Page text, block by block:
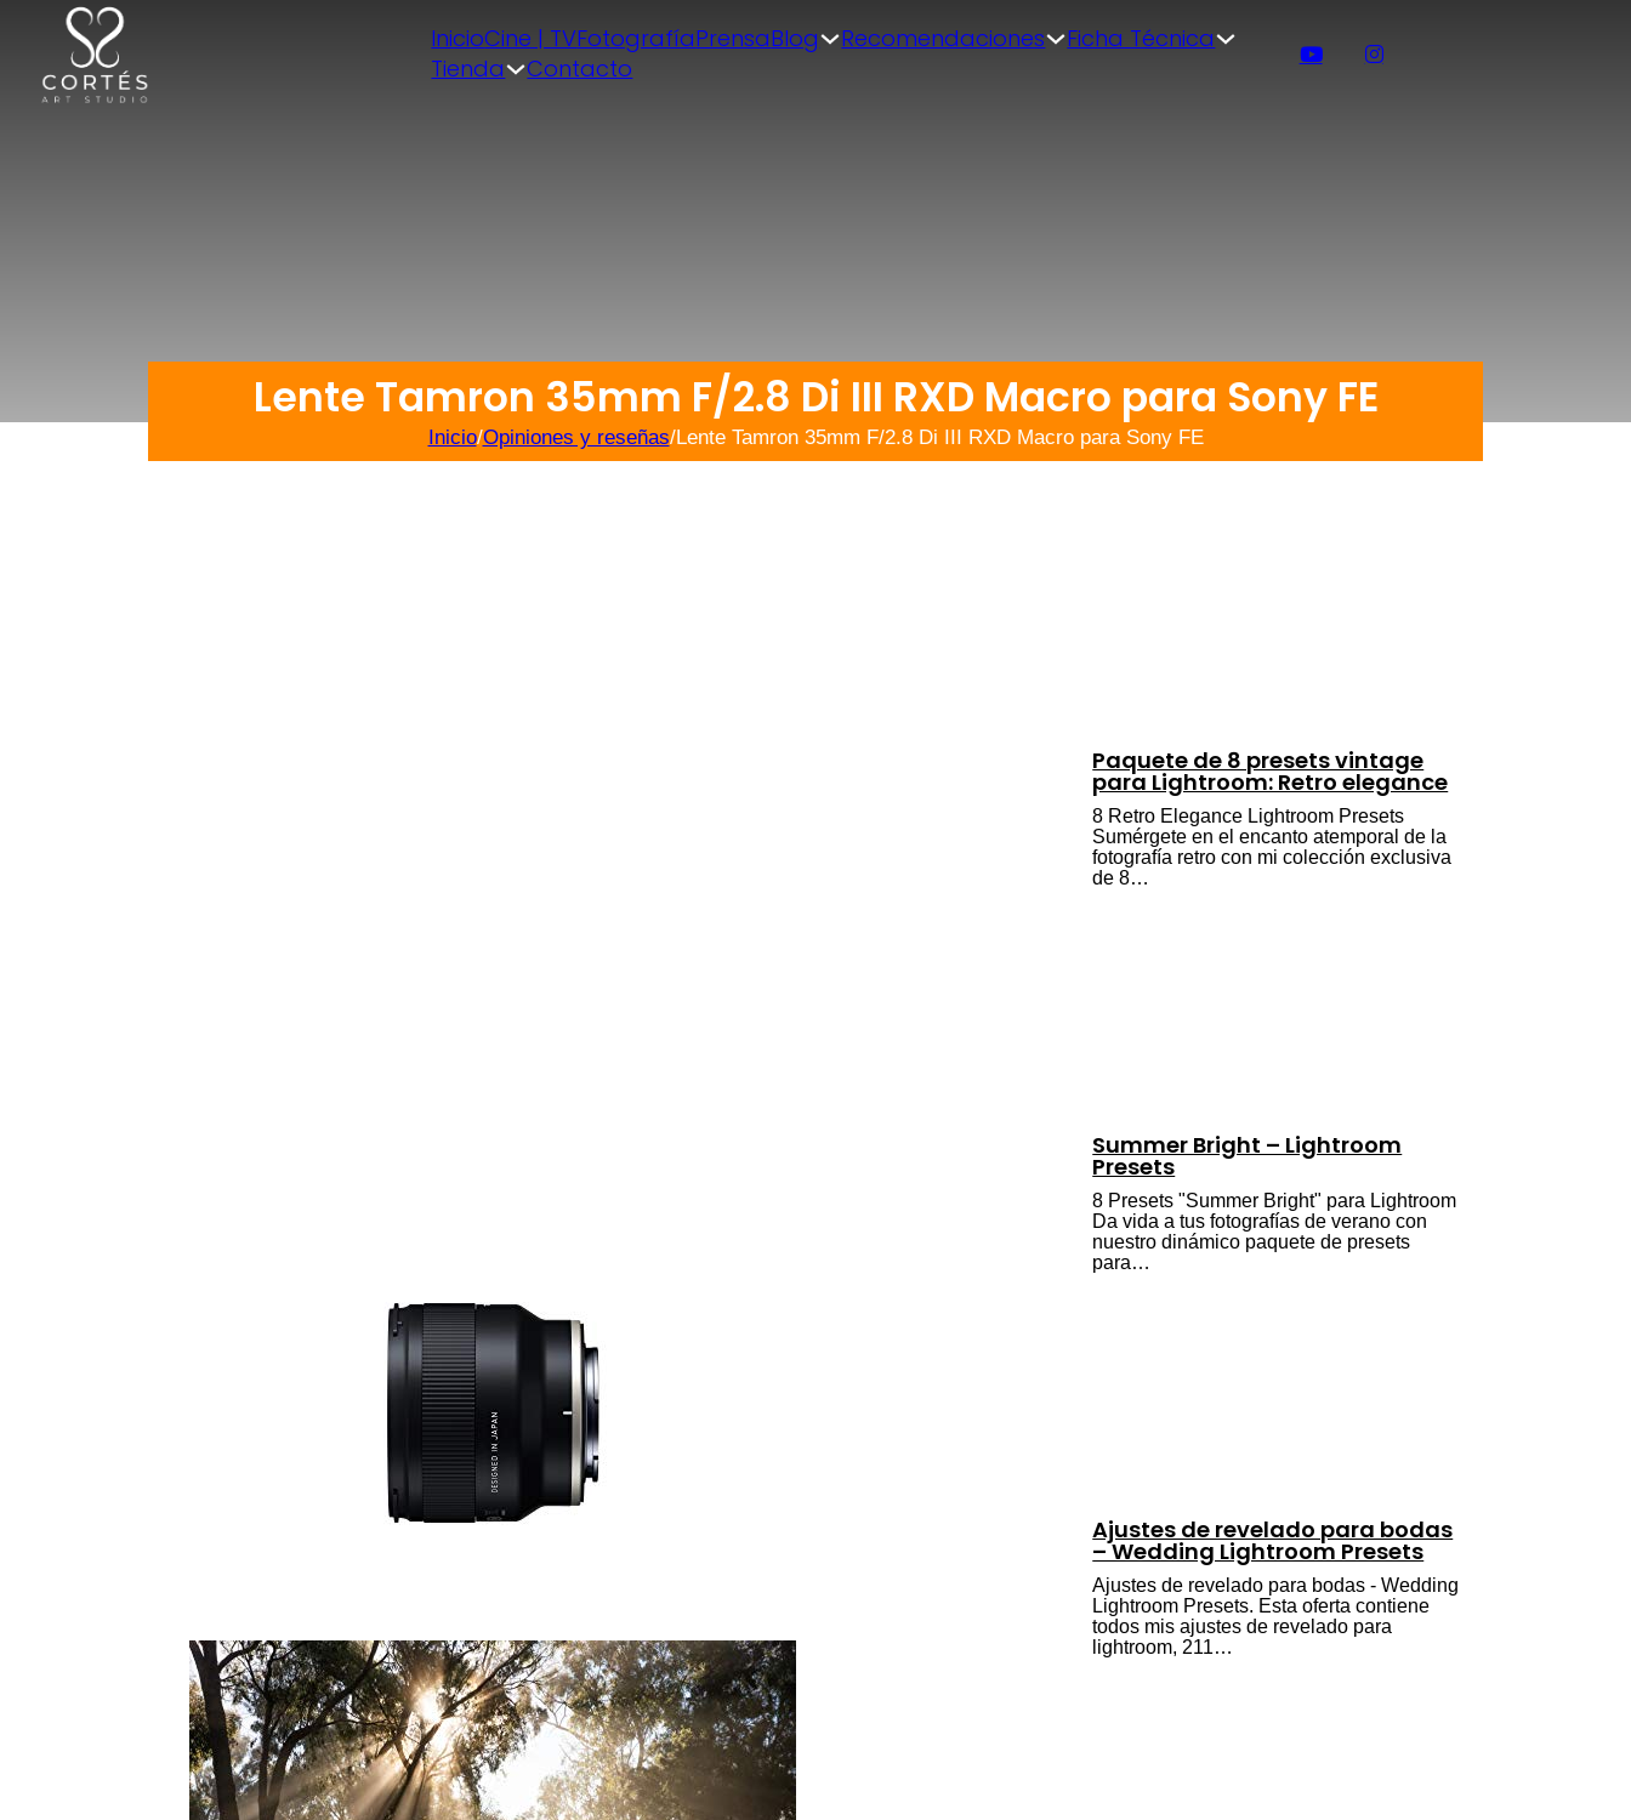
InicioCine | TVFotografíaPrensaBlog Recomendaciones
Ficha Técnica
Tienda
Contacto
Lente Tamron 35mm F/2.8 Di III RXD Macro para Sony FE
Inicio/Opiniones y reseñas/Lente Tamron 35mm F/2.8 Di III RXD Macro para Sony FE
Paquete de 8 presets vintage
para Lightroom: Retro elegance
8 Retro Elegance Lightroom Presets
Sumérgete en el encanto atemporal de la
fotografía retro con mi colección exclusiva
de 8…
Summer Bright – Lightroom
Presets
8 Presets "Summer Bright" para Lightroom
Da vida a tus fotografías de verano con
nuestro dinámico paquete de presets
para…
Ajustes de revelado para bodas
– Wedding Lightroom Presets
Ajustes de revelado para bodas - Wedding
Lightroom Presets. Esta oferta contiene
todos mis ajustes de revelado para
lightroom, 211…